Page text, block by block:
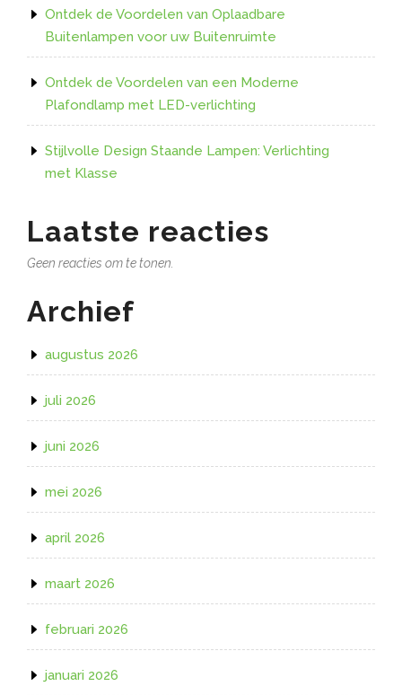
Ontdek de Voordelen van Oplaadbare
Buitenlampen voor uw Buitenruimte
Ontdek de Voordelen van een Moderne
Plafondlamp met LED-verlichting
Stijlvolle Design Staande Lampen: Verlichting
met Klasse
Laatste reacties
Geen reacties om te tonen.
Archief
augustus 2026
juli 2026
juni 2026
mei 2026
april 2026
maart 2026
februari 2026
januari 2026